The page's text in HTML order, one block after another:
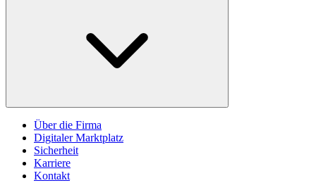
Über die Firma
Digitaler Marktplatz
Sicherheit
Karriere
Kontakt